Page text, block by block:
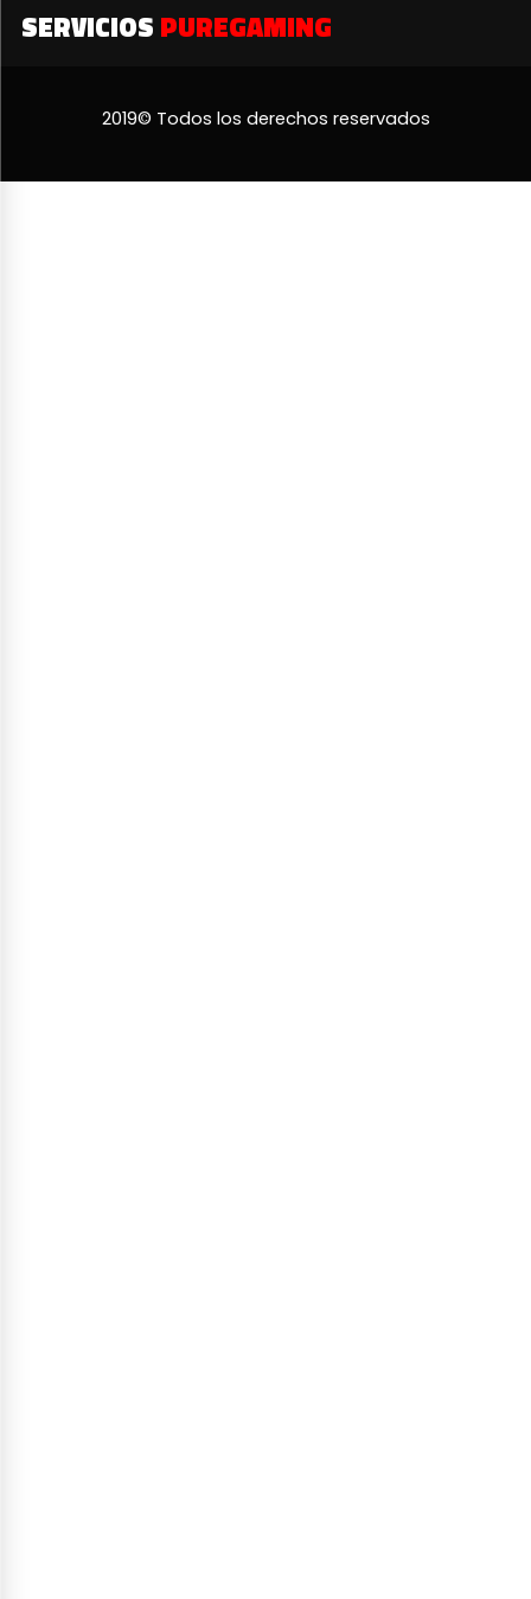
SERVICIOS PUREGAMING
2019© Todos los derechos reservados